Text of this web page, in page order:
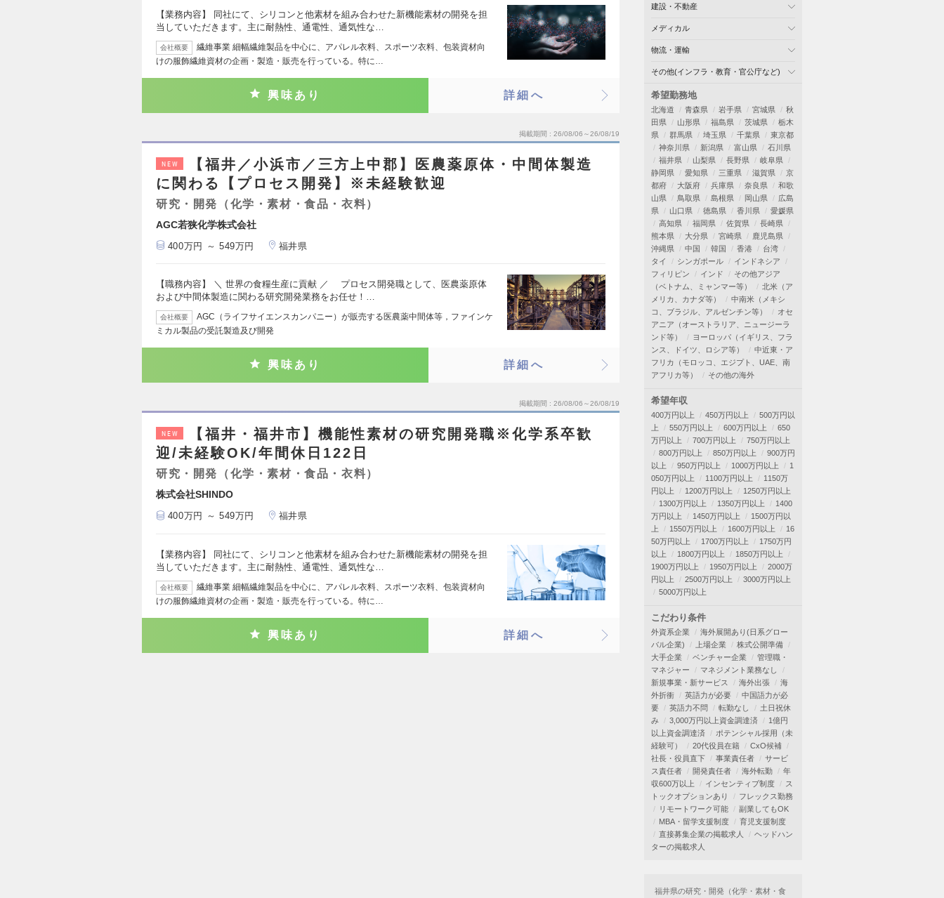
【業務内容】 同社にて、シリコンと他素材を組み合わせた新機能素材の開発を担
当していただきます。主に耐熱性、通電性、通気性な…
会社概要
繊維事業 細幅繊維製品を中心に、アパレル衣料、スポーツ衣料、包装資材向
けの服飾繊維資材の企画・製造・販売を行っている。特に…
興味あり 詳細へ
掲載期間 26/08/06～26/08/19
NEW
【福井／小浜市／三方上中郡】医農薬原体・中間体製造
に関わる【プロセス開発】※未経験歓迎
研究・開発（化学・素材・食品・衣料）
AGC若狭化学株式会社
400万円 ～ 549万円 福井県
【職務内容】 ＼ 世界の食糧生産に貢献 ／ プロセス開発職として、医農薬原体
および中間体製造に関わる研究開発業務をお任せ！…
会社概要
AGC（ライフサイエンスカンパニー）が販売する医農薬中間体等，ファインケ
ミカル製品の受託製造及び開発
興味あり 詳細へ
掲載期間 26/08/06～26/08/19
NEW
【福井・福井市】機能性素材の研究開発職※化学系卒歓
迎/未経験OK/年間休日122日
研究・開発（化学・素材・食品・衣料）
株式会社SHINDO
400万円 ～ 549万円 福井県
【業務内容】 同社にて、シリコンと他素材を組み合わせた新機能素材の開発を担
当していただきます。主に耐熱性、通電性、通気性な…
会社概要
繊維事業 細幅繊維製品を中心に、アパレル衣料、スポーツ衣料、包装資材向
けの服飾繊維資材の企画・製造・販売を行っている。特に…
興味あり 詳細へ
建設・不動産
メディカル
物流・運輸
その他(インフラ・教育・官公庁など)
希望勤務地
北海道 青森県 岩手県 宮城県
秋
田県
山形県 福島県 茨城県
栃木
県
群馬県 埼玉県 千葉県
東京都
神奈川県
新潟県 富山県
石川県
福井県
山梨県 長野県
岐阜県
静岡県
愛知県 三重県 滋賀県
京
都府
大阪府 兵庫県 奈良県
和歌
山県
鳥取県 島根県 岡山県
広島
県
山口県 徳島県 香川県
愛媛県
高知県
福岡県 佐賀県
長崎県
熊本県
大分県 宮崎県
鹿児島県
沖縄県
中国 韓国 香港
台湾
タイ
シンガポール
インドネシア
フィリピン
インド
その他アジア
（ベトナム、ミャンマー等）
北米（ア
メリカ、カナダ等）
中南米（メキシ
コ、ブラジル、アルゼンチン等）
オセ
アニア（オーストラリア、ニュージーラ
ンド等）
ヨーロッパ（イギリス、フラ
ンス、ドイツ、ロシア等）
中近東・ア
フリカ（モロッコ、エジプト、UAE、南
アフリカ等）
その他の海外
希望年収
400万円以上 450万円以上
500万円以
上
550万円以上 600万円以上
650
万円以上
700万円以上
750万円以上
800万円以上
850万円以上
900万円
以上
950万円以上 1000万円以上
1
050万円以上
1100万円以上
1150万
円以上
1200万円以上
1250万円以上
1300万円以上
1350万円以上
1400
万円以上
1450万円以上
1500万円以
上
1550万円以上 1600万円以上
16
50万円以上
1700万円以上
1750万円
以上
1800万円以上
1850万円以上
1900万円以上
1950万円以上
2000万
円以上
2500万円以上
3000万円以上
5000万円以上
こだわり条件
外資系企業
海外展開あり(日系グロー
バル企業)
上場企業
株式公開準備
大手企業
ベンチャー企業
管理職・
マネジャー
マネジメント業務なし
新規事業・新サービス
海外出張
海
外折衝
英語力が必要
中国語力が必
要
英語力不問 転勤なし
土日祝休
み
3,000万円以上資金調達済
1億円
以上資金調達済
ポテンシャル採用（未
経験可）
20代役員在籍
CxO候補
社長・役員直下
事業責任者
サービ
ス責任者
開発責任者 海外転勤
年
収600万以上
インセンティブ制度
ス
トックオプションあり
フレックス勤務
リモートワーク可能
副業してもOK
MBA・留学支援制度
育児支援制度
直接募集企業の掲載求人
ヘッドハン
ターの掲載求人
福井県の研究・開発（化学・素材・食